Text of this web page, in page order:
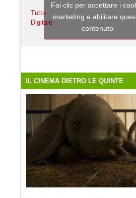
Tutto
Digitale
Fai clic per accettare i
marketing e abilitare
contenuto
IL CINEMA DIETRO LE QUINTE